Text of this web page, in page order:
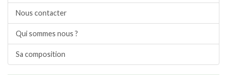
Nous contacter
Qui sommes nous ?
Sa composition